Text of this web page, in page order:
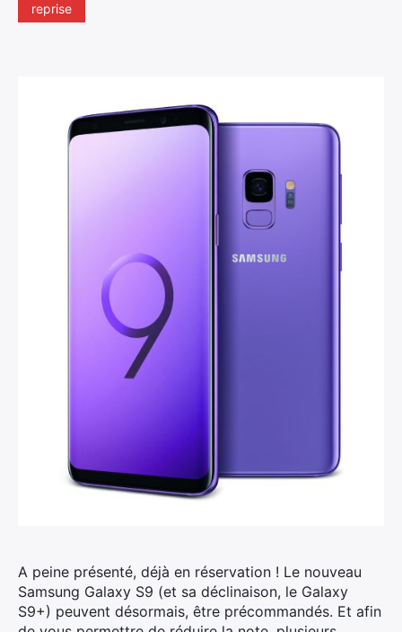
reprise
A peine présenté, déjà en réservation ! Le nouveau
Samsung Galaxy S9 (et sa déclinaison, le Galaxy
S9+) peuvent désormais, être précommandés. Et afin